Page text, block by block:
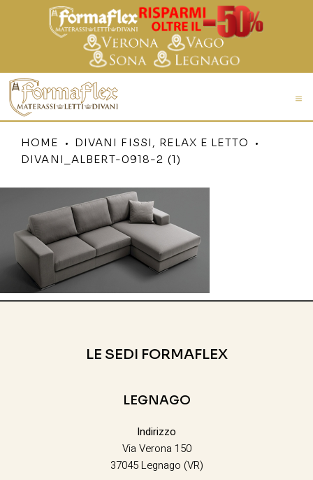
HOME
DIVANI FISSI, RELAX E LETTO
DIVANI_ALBERT-0918-2 (1)
LE SEDI FORMAFLEX
LEGNAGO
Indirizzo
Via Verona 150
37045 Legnago (VR)